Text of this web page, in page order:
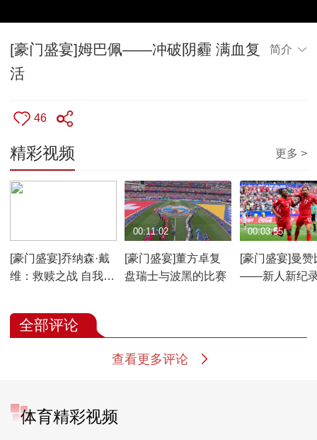
[豪门盛宴]姆巴佩——冲破阴霾 满血复
活
简介
46
精彩视频 更多 >
[豪门盛宴]乔纳森·戴
维：救赎之战 自我证
[豪门盛宴]董方卓复
盘瑞士与波黑的比赛
00:11:02
[豪门盛宴]曼赞
——新人新纪
00:03:55
全部评论
查看更多评论
体育精彩视频